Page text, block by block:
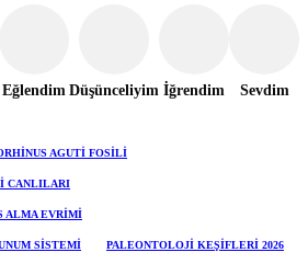
Eğlendim Düşünceliyim İğrendim Sevdim
AGUTI FOSILI
CANLILARI
ALMA EVRIMI
SISTEMI PALEONTOLOJI KEŞIFLERI 2026